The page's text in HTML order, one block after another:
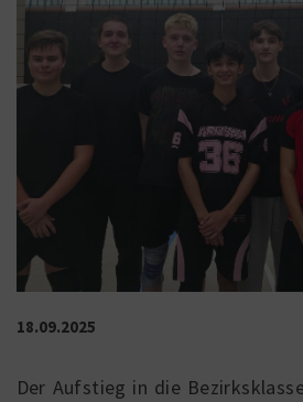
18.09.2025
Der Aufstieg in die